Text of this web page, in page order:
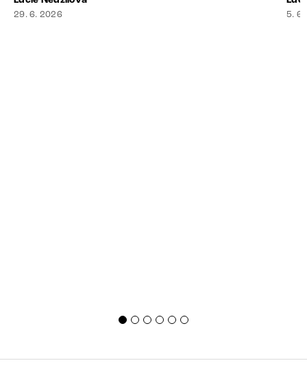
slúži ako odkladisko všetkého od účteniek po balzam
29. 6. 2026
si
5.